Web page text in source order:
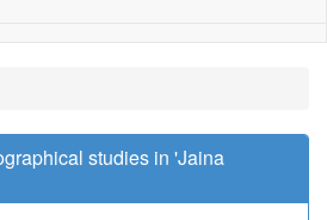
studies in 'Jaina